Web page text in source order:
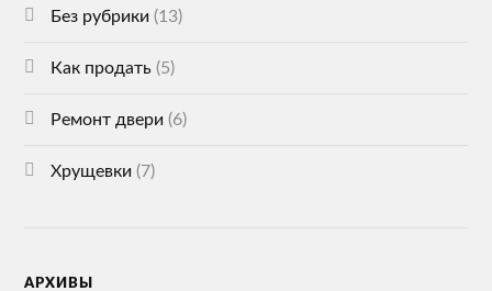
Без рубрики (13)
Как продать (5)
Ремонт двери (6)
Хрущевки (7)
АРХИВЫ